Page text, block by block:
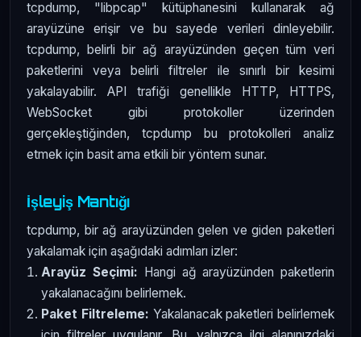
tcpdump, "libpcap" kütüphanesini kullanarak ağ
arayüzüne erişir ve bu sayede verileri dinleyebilir.
tcpdump, belirli bir ağ arayüzünden geçen tüm veri
paketlerini veya belirli filtreler ile sınırlı bir kesimi
yakalayabilir. API trafiği genellikle HTTP, HTTPS,
WebSocket gibi protokoller üzerinden
gerçekleştiğinden, tcpdump bu protokolleri analiz
etmek için basit ama etkili bir yöntem sunar.
İşleyiş Mantığı
tcpdump, bir ağ arayüzünden gelen ve giden paketleri
yakalamak için aşağıdaki adımları izler:
Arayüz Seçimi: Hangi ağ arayüzünden paketlerin
yakalanacağını belirlemek.
Paket Filtreleme: Yakalanacak paketleri belirlemek